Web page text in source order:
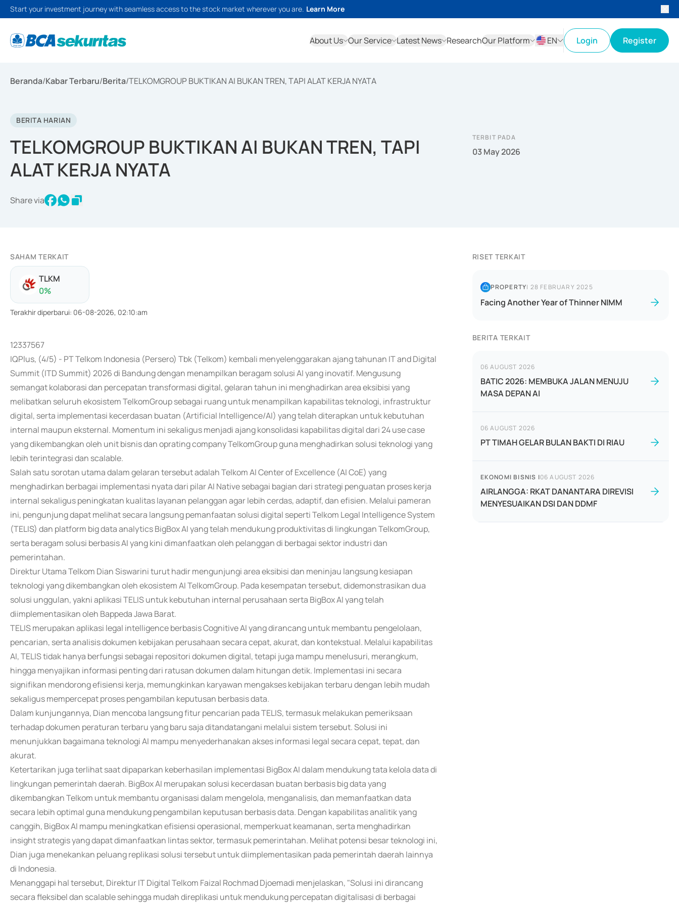
Start your investment journey with seamless access to the stock market wherever you are. Learn More
About Us Our Service Latest News ResearchOur Platform
EN
Login Register
Beranda/Kabar Terbaru/Berita/TELKOMGROUP BUKTIKAN AI BUKAN TREN, TAPI ALAT KERJA NYATA
BERITA HARIAN
TELKOMGROUP BUKTIKAN AI BUKAN TREN, TAPI
ALAT KERJA NYATA
Share via
TERBIT PADA
03 May 2026
SAHAM TERKAIT
TLKM
0%
Terakhir diperbarui: 06-08-2026, 02:10:am
12337567
IQPlus, (4/5) - PT Telkom Indonesia (Persero) Tbk (Telkom) kembali menyelenggarakan ajang tahunan IT and Digital
Summit (ITD Summit) 2026 di Bandung dengan menampilkan beragam solusi AI yang inovatif. Mengusung
semangat kolaborasi dan percepatan transformasi digital, gelaran tahun ini menghadirkan area eksibisi yang
melibatkan seluruh ekosistem TelkomGroup sebagai ruang untuk menampilkan kapabilitas teknologi, infrastruktur
digital, serta implementasi kecerdasan buatan (Artificial Intelligence/AI) yang telah diterapkan untuk kebutuhan
internal maupun eksternal. Momentum ini sekaligus menjadi ajang konsolidasi kapabilitas digital dari 24 use case
yang dikembangkan oleh unit bisnis dan oprating company TelkomGroup guna menghadirkan solusi teknologi yang
lebih terintegrasi dan scalable.
Salah satu sorotan utama dalam gelaran tersebut adalah Telkom AI Center of Excellence (AI CoE) yang
menghadirkan berbagai implementasi nyata dari pilar AI Native sebagai bagian dari strategi penguatan proses kerja
internal sekaligus peningkatan kualitas layanan pelanggan agar lebih cerdas, adaptif, dan efisien. Melalui pameran
ini, pengunjung dapat melihat secara langsung pemanfaatan solusi digital seperti Telkom Legal Intelligence System
(TELIS) dan platform big data analytics BigBox AI yang telah mendukung produktivitas di lingkungan TelkomGroup,
serta beragam solusi berbasis AI yang kini dimanfaatkan oleh pelanggan di berbagai sektor industri dan
pemerintahan.
Direktur Utama Telkom Dian Siswarini turut hadir mengunjungi area eksibisi dan meninjau langsung kesiapan
teknologi yang dikembangkan oleh ekosistem AI TelkomGroup. Pada kesempatan tersebut, didemonstrasikan dua
solusi unggulan, yakni aplikasi TELIS untuk kebutuhan internal perusahaan serta BigBox AI yang telah
diimplementasikan oleh Bappeda Jawa Barat.
TELIS merupakan aplikasi legal intelligence berbasis Cognitive AI yang dirancang untuk membantu pengelolaan,
pencarian, serta analisis dokumen kebijakan perusahaan secara cepat, akurat, dan kontekstual. Melalui kapabilitas
AI, TELIS tidak hanya berfungsi sebagai repositori dokumen digital, tetapi juga mampu menelusuri, merangkum,
hingga menyajikan informasi penting dari ratusan dokumen dalam hitungan detik. Implementasi ini secara
signifikan mendorong efisiensi kerja, memungkinkan karyawan mengakses kebijakan terbaru dengan lebih mudah
sekaligus mempercepat proses pengambilan keputusan berbasis data.
Dalam kunjungannya, Dian mencoba langsung fitur pencarian pada TELIS, termasuk melakukan pemeriksaan
terhadap dokumen peraturan terbaru yang baru saja ditandatangani melalui sistem tersebut. Solusi ini
menunjukkan bagaimana teknologi AI mampu menyederhanakan akses informasi legal secara cepat, tepat, dan
akurat.
Ketertarikan juga terlihat saat dipaparkan keberhasilan implementasi BigBox AI dalam mendukung tata kelola data di
lingkungan pemerintah daerah. BigBox AI merupakan solusi kecerdasan buatan berbasis big data yang
dikembangkan Telkom untuk membantu organisasi dalam mengelola, menganalisis, dan memanfaatkan data
secara lebih optimal guna mendukung pengambilan keputusan berbasis data. Dengan kapabilitas analitik yang
canggih, BigBox AI mampu meningkatkan efisiensi operasional, memperkuat keamanan, serta menghadirkan
insight strategis yang dapat dimanfaatkan lintas sektor, termasuk pemerintahan. Melihat potensi besar teknologi ini,
Dian juga menekankan peluang replikasi solusi tersebut untuk diimplementasikan pada pemerintah daerah lainnya
di Indonesia.
Menanggapi hal tersebut, Direktur IT Digital Telkom Faizal Rochmad Djoemadi menjelaskan, "Solusi ini dirancang
secara fleksibel dan scalable sehingga mudah direplikasi untuk mendukung percepatan digitalisasi di berbagai
RISET TERKAIT
PROPERTY| 28 FEBRUARY 2025
Facing Another Year of Thinner NIMM
BERITA TERKAIT
06 AUGUST 2026
BATIC 2026: MEMBUKA JALAN MENUJU
MASA DEPAN AI
06 AUGUST 2026
PT TIMAH GELAR BULAN BAKTI DI RIAU
EKONOMI BISNIS |06 AUGUST 2026
AIRLANGGA: RKAT DANANTARA DIREVISI
MENYESUAIKAN DSI DAN DDMF